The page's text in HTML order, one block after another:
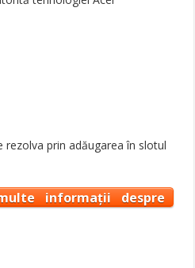
rezolva prin adăugarea în slotul
informații despre